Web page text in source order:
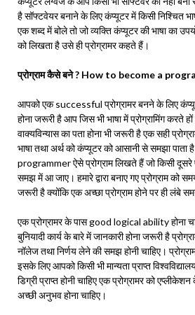
है सॉफ्टवेयर बनाने के लिए कंप्यूटर में किसी निश्चित
एक शब्द में बोले तो जो व्यक्ति कंप्यूटर की भाषा का
को लिखता है उसे ही प्रोग्रामर कहते हैं।
प्रोग्राम कैसे बने ? How to become a
आपको एक successful प्रोग्रामर बनने के लिए
होना जरूरी है आप जिस भी भाषा में प्रोग्रामिंग करते
वाक्यविन्यास का पता होना भी जरूरी है एक सही
भाषा तथा अर्थ को कंप्यूटर को आसानी से समझा पाता
programmer ऐसे प्रोग्राम लिखते हैं जो किसी दूसरे
समझ में आ जाए। हमारे द्वारा बनाए गए प्रोग्राम को
जरूरी है क्योंकि एक अच्छा प्रोग्राम होने पर ही लंबे
एक प्रोग्रामर के पास good logical ability होना
बुनियादी कार्य के बारे में जानकारी होना जरूरी है
नॉलेज तथा निर्णय लेने की समझ होनी चाहिए।
इसके लिए आपको किसी भी मान्यता प्राप्त
डिग्री प्राप्त होनी चाहिए एक प्रोग्रामर को
अच्छी अनुभव होना चाहिए।